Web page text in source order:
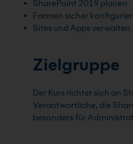
SharePoint 2019 planen
Farmen sicher
Sites und Apps verwalten
Zielgruppe
Der Kurs richtet sich an
Verantwortliche, die
besonders für